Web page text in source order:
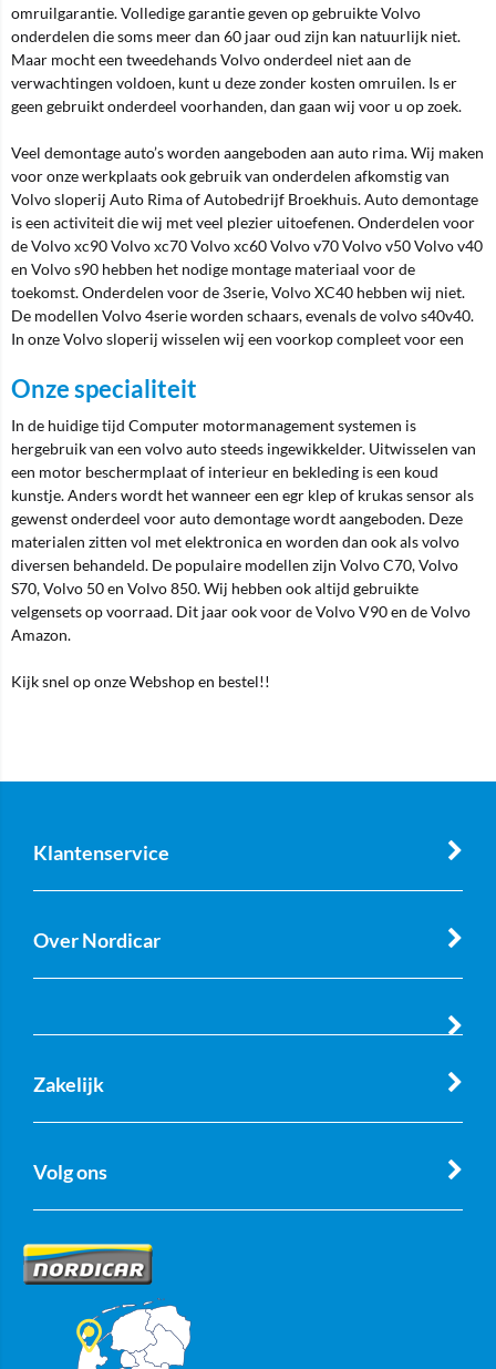
omruilgarantie. Volledige garantie geven op gebruikte Volvo
onderdelen die soms meer dan 60 jaar oud zijn kan natuurlijk niet.
Maar mocht een tweedehands Volvo onderdeel niet aan de
verwachtingen voldoen, kunt u deze zonder kosten omruilen. Is er
geen gebruikt onderdeel voorhanden, dan gaan wij voor u op zoek.
Veel demontage auto’s worden aangeboden aan auto rima. Wij maken
voor onze werkplaats ook gebruik van onderdelen afkomstig van
Volvo sloperij Auto Rima of Autobedrijf Broekhuis. Auto demontage
is een activiteit die wij met veel plezier uitoefenen. Onderdelen voor
de Volvo xc90 Volvo xc70 Volvo xc60 Volvo v70 Volvo v50 Volvo v40
en Volvo s90 hebben het nodige montage materiaal voor de
toekomst. Onderdelen voor de 3serie, Volvo XC40 hebben wij niet.
De modellen Volvo 4serie worden schaars, evenals de volvo s40v40.
In onze Volvo sloperij wisselen wij een voorkop compleet voor een
Onze specialiteit
In de huidige tijd Computer motormanagement systemen is
hergebruik van een volvo auto steeds ingewikkelder. Uitwisselen van
een motor beschermplaat of interieur en bekleding is een koud
kunstje. Anders wordt het wanneer een egr klep of krukas sensor als
gewenst onderdeel voor auto demontage wordt aangeboden. Deze
materialen zitten vol met elektronica en worden dan ook als volvo
diversen behandeld. De populaire modellen zijn Volvo C70, Volvo
S70, Volvo 50 en Volvo 850. Wij hebben ook altijd gebruikte
velgensets op voorraad. Dit jaar ook voor de Volvo V90 en de Volvo
Amazon.
Kijk snel op onze Webshop en bestel!!
Klantenservice
Over Nordicar
Zakelijk
Volg ons